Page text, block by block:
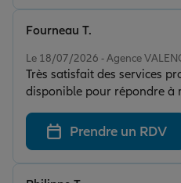
Le 18/07/2026 - Agence
Très satisfait des services
disponible pour répondre à
les meilleures solutions
accompagnement de
professionnalisme et de
sans hésiter !
Fourneau T.
Prendre un RDV